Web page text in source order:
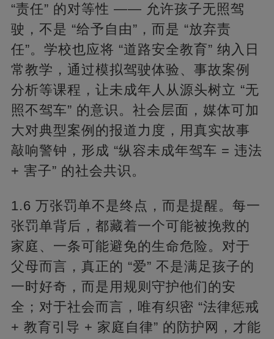
“责任” 的对等性 —— 允许孩子无照驾
驶，不是 “给予自由”，而是 “放弃责
任”。学校也应将 “道路安全教育” 纳入日
常教学，通过模拟驾驶体验、事故案例
分析等课程，让未成年人从源头树立 “无
照不驾车” 的意识。社会层面，媒体可加
大对典型案例的报道力度，用真实故事
敲响警钟，形成 “纵容未成年驾车 = 违法
+ 害子” 的社会共识。
1.6 万张罚单不是终点，而是提醒。每一
张罚单背后，都藏着一个可能被挽救的
家庭、一条可能避免的生命危险。对于
父母而言，真正的 “爱” 不是满足孩子的
一时好奇，而是用规则守护他们的安
全；对于社会而言，唯有织密 “法律惩戒
+ 教育引导 + 家庭自律” 的防护网，才能